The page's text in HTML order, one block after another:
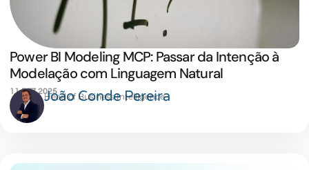
Power BI Modeling MCP: Passar da Intenção à
Modelação com Linguagem Natural
11 DEZ 2025João Conde Pereira
Head of Business Intelligence